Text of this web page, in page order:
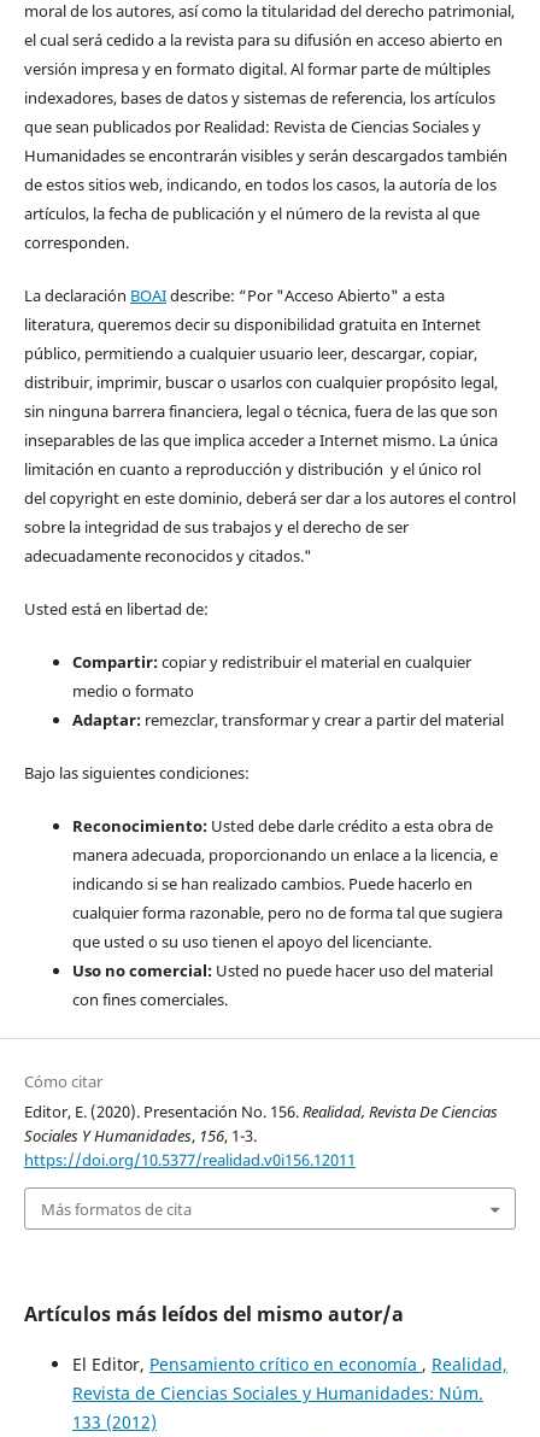
moral de los autores, así como la titularidad del derecho patrimonial,
el cual será cedido a la revista para su difusión en acceso abierto en
versión impresa y en formato digital. Al formar parte de múltiples
indexadores, bases de datos y sistemas de referencia, los artículos
que sean publicados por Realidad: Revista de Ciencias Sociales y
Humanidades se encontrarán visibles y serán descargados también
de estos sitios web, indicando, en todos los casos, la autoría de los
artículos, la fecha de publicación y el número de la revista al que
corresponden.
La declaración BOAIdescribe: “Por "Acceso Abierto" a esta
literatura, queremos decir su disponibilidad gratuita en Internet
público, permitiendo a cualquier usuario leer, descargar, copiar,
distribuir, imprimir, buscar o usarlos con cualquier propósito legal,
sin ninguna barrera financiera, legal o técnica, fuera de las que son
inseparables de las que implica acceder a Internet mismo. La única
limitación en cuanto a reproducción y distribución y el único rol
del copyright en este dominio, deberá ser dar a los autores el control
sobre la integridad de sus trabajos y el derecho de ser
adecuadamente reconocidos y citados."
Usted está en libertad de:
Compartir:copiar y redistribuir el material en cualquier
medio o formato
Adaptar:remezclar, transformar y crear a partir del material
Bajo las siguientes condiciones:
Reconocimiento:Usted debe darle crédito a esta obra de
manera adecuada, proporcionando un enlace a la licencia, e
indicando si se han realizado cambios. Puede hacerlo en
cualquier forma razonable, pero no de forma tal que sugiera
que usted o su uso tienen el apoyo del licenciante.
Uso no comercial:Usted no puede hacer uso del material
con fines comerciales.
Cómo citar
Editor, E. (2020). Presentación No. 156.Realidad, Revista De Ciencias
Sociales Y Humanidades, 156, 1-3.
https://doi.org/10.5377/realidad.v0i156.12011
Más formatos de cita
Artículos más leídos del mismo autor/a
El Editor, Pensamiento crítico en economía , Realidad,
Revista de Ciencias Sociales y Humanidades: Núm.
133 (2012)